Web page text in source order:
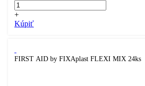
+
Kúpiť
FIRST AID by FIXAplast FLEXI MIX 24ks